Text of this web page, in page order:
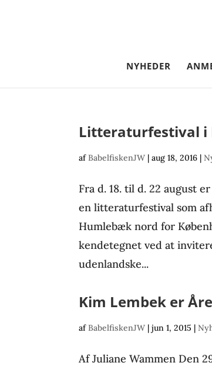
NYHEDER
Litteraturfestival
afBabelfiskenJW |aug 18, 2016 |
Fra d. 18. til d. 22 august
en litteraturfestival som
Humlebæk nord for
kendetegnet ved at
udenlandske...
Kim Lembek er
afBabelfiskenJW |jun 1, 2015 |
Af Juliane Wammen Den